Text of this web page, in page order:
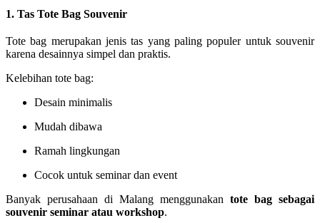
1. Tas Tote Bag Souvenir
Tote bag merupakan jenis tas yang paling populer untuk souvenir
karena desainnya simpel dan praktis.
Kelebihan tote bag:
Desain minimalis
Mudah dibawa
Ramah lingkungan
Cocok untuk seminar dan event
Banyak perusahaan di Malang menggunakan tote bag sebagai
souvenir seminar atau workshop.